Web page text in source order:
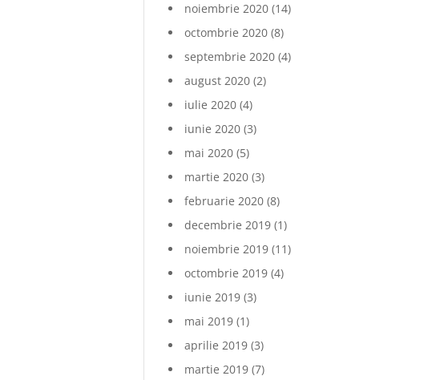
noiembrie 2020 (14)
octombrie 2020 (8)
septembrie 2020 (4)
august 2020 (2)
iulie 2020 (4)
iunie 2020 (3)
mai 2020 (5)
martie 2020 (3)
februarie 2020 (8)
decembrie 2019 (1)
noiembrie 2019 (11)
octombrie 2019 (4)
iunie 2019 (3)
mai 2019 (1)
aprilie 2019 (3)
martie 2019 (7)